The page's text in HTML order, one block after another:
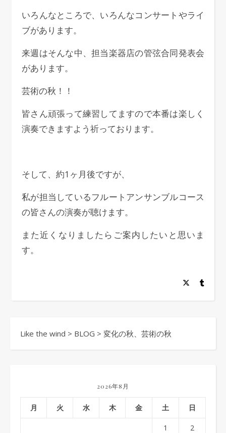
いろんなところで、いろんなコンサートやライ
ブがあります。
来週はそんな中、担当楽器店の管弦合同発表会
があります。
芸術の秋！！
皆さん頑張って練習してますので本番は楽しく
演奏できますよう祈っております。
そして、約1ヶ月後ですが、
私が担当しているフルートアンサンブルコース
の皆さんの演奏が聴けます。
また近くなりましたらご案内したいと思いま
す。
Like the wind > BLOG > 変化の秋、芸術の秋
2026年8月
月 火 水 木 金 土 日
1 2